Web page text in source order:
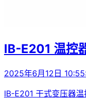
IB-E201 温控
2025年6月12日
IB-E201 干式变压器